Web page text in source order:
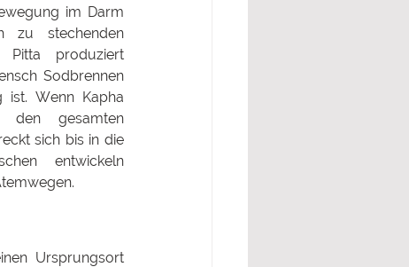
im Darm
zu stechenden
Pitta produziert
Sodbrennen
Wenn Kapha
den gesamten
sich bis in die
entwickeln
Ursprungsort